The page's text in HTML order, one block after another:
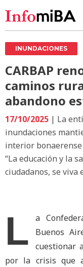
INUNDACIONES
CARBAP
caminos
abandono
17/10/2025 | La
inundaciones
interior
“La educación y la
ciudadanos, se viva
L
a
Buenos
cuestionar
por la crisis que